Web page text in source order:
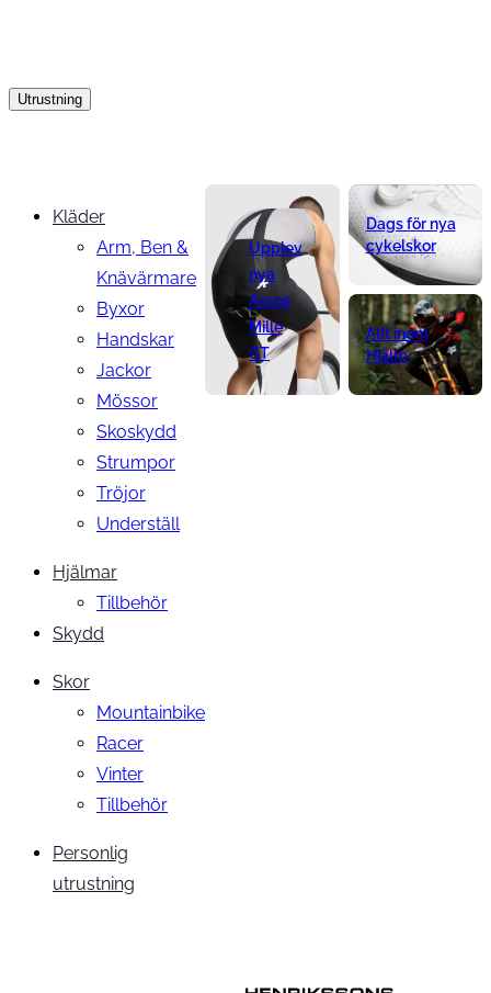
Utrustning
Kläder
Arm, Ben &
Knävärmare
Byxor
Handskar
Jackor
Mössor
Skoskydd
Strumpor
Tröjor
Underställ
Hjälmar
Tillbehör
Skydd
Skor
Mountainbike
Racer
Vinter
Tillbehör
Personlig
utrustning
Upplev
nya
Assos
Mille
GT
Dags för nya
cykelskor
Allt inom
Hjälm